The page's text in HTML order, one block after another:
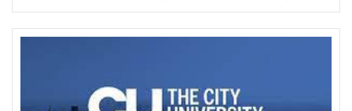
học hàng đầu tại Mỹ là những trải
Đại bậc nhất hành tinh (Mỹ) về với các